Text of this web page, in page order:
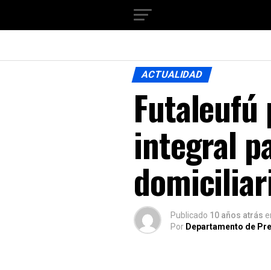
ACTUALIDAD
integral
Publicado 10 años atrás
Por Departamento de